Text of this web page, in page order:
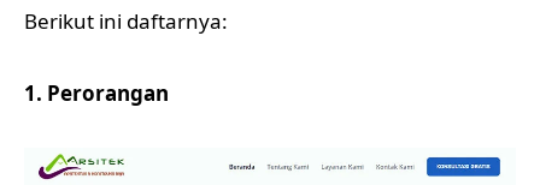
Berikut ini daftarnya:
1. Perorangan